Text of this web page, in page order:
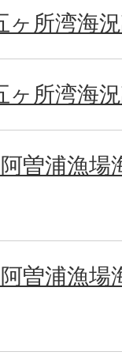
ヶ所湾海
ヶ所湾海
曽浦漁場
曽浦漁場